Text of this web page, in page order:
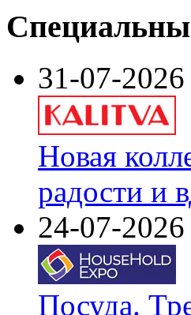
31-07-2026
Новая
радости и
24-07-2026
Посуда.